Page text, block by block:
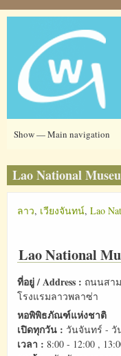
Skip
content
Main
Show — Main navigation
Ticket
โรงแรม
ข่าวสาร
ข้อมูลการท่องเที่ยว
เกี่ยวกับเรา
ที่อยู่
Lao National
ลาว เวียงจันทน์ Lao
Lao National
ที่อยู่ / Address : ถนนสาม
โรงแรมลาวพลาซ่า
หอพิพิธภัณฑ์แห่งชาติ
เปิดทุกวัน : วันจันทร์ - วั
เวลา : 8:00 - 12:00 ,